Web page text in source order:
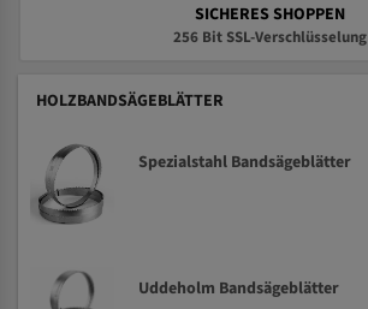
SICHERES SHOPPEN
256 Bit SSL-Verschlüsselung
HOLZBANDSÄGEBLÄTTER
Spezialstahl Bandsägeblätter
Uddeholm Bandsägeblätter